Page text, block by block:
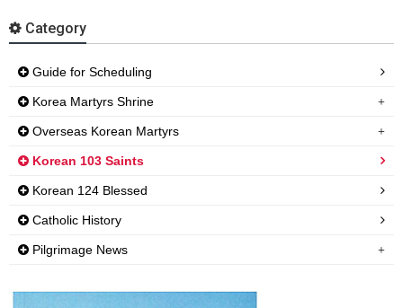
Category
Guide for Scheduling
Korea Martyrs Shrine
Overseas Korean Martyrs
Korean 103 Saints
Korean 124 Blessed
Catholic History
Pilgrimage News